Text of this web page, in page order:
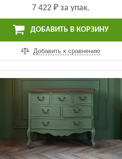
7 422 ₽за упак.
ДОБАВИТЬ В КОРЗИНУ
Добавить к сравнению